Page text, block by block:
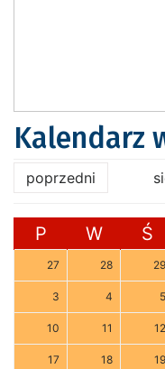
Kalendarz
poprzedni
P W Ś
27 28 29
3 4 5
10 11 12
17 18 19